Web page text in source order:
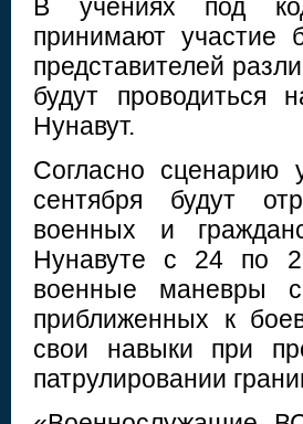
В учениях под
принимают участие
представителей
будут проводиться
Нунавут.
Согласно
сентября будут
военных и
Нунавуте с 24 по
военные маневры с
приближенных к
свои навыки при
патрулировании